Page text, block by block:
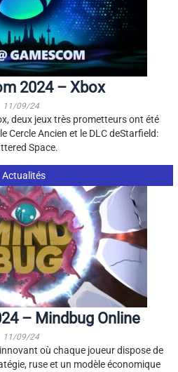
2024 – Xbox
11/09/24
deux jeux très prometteurs ont été
Cercle Ancien et le DLC deStarfield:
Space.
Actualités
– Mindbug Online
11/09/24
où chaque joueur dispose de
ruse et un modèle économique